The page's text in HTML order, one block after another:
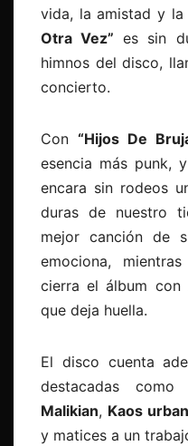
vida, la amistad y
Otra Vez” es sin
himnos del disco,
concierto.
Con “Hijos De
esencia más punk,
encara sin rodeos
duras de nuestro
mejor canción de
emociona,
cierra el álbum con
que deja huella.
El disco cuenta
destacadas como
Malikian, Kaos
y matices a un